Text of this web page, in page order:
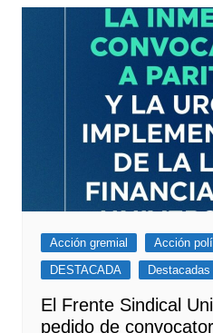
Acción gremial Acción
DESTACADA
Destacadas
El Frente Sindical
pedido de